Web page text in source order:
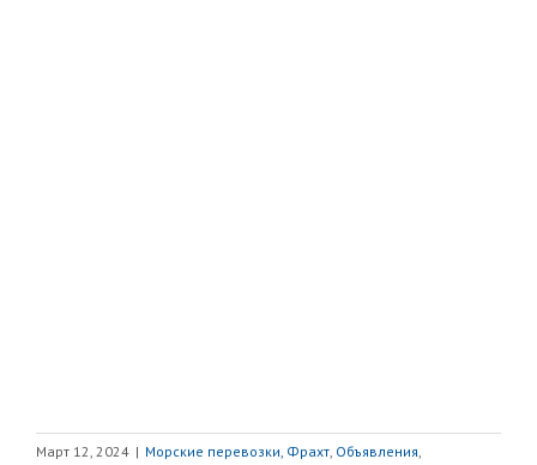
Март 12, 2024 | Морские перевозки, Фрахт, Объявления,